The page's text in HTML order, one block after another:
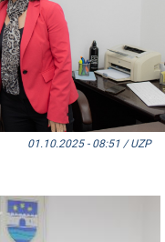
01.10.2025 - 08:51 / UZP